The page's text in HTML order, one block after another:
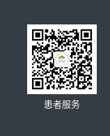
患者服务